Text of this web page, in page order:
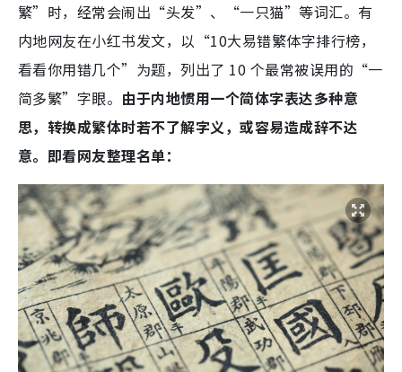
繁”时，经常会闹出“头发”、“一只猫”等词汇。有
内地网友在小红书发文，以“10大易错繁体字排行榜，
看看你用错几个”为题，列出了 10 个最常被误用的“一
简多繁”字眼。 由于内地惯用一个简体字表达多种意
思，转换成繁体时若不了解字义，或容易造成辞不达
意。即看网友整理名单：